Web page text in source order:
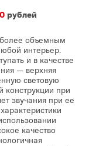
рублей
объемным
интерьер.
и в качестве
— верхняя
световую
конструкции при
звучания при ее
качество